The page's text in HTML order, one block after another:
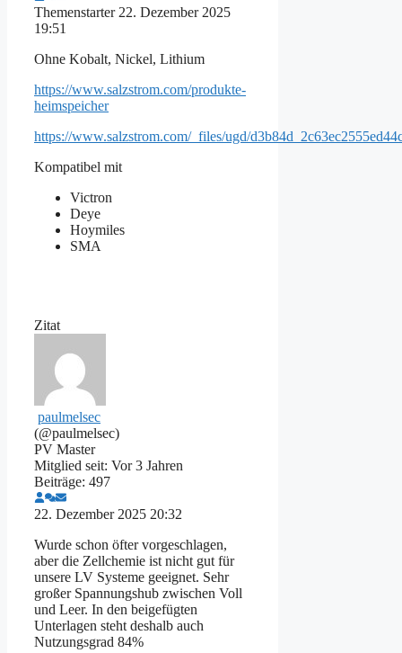
Themenstarter 22. Dezember 2025
19:51
Ohne Kobalt, Nickel, Lithium
https://www.salzstrom.com/produkte-
heimspeicher
https://www.salzstrom.com/_files/ugd/
Kompatibel mit
Victron
Deye
Hoymiles
SMA
Zitat
paulmelsec
(@paulmelsec)
PV Master
Mitglied seit: Vor 3 Jahren
Beiträge: 497
22. Dezember 2025 20:32
Wurde schon öfter vorgeschlagen,
aber die Zellchemie ist nicht gut für
unsere LV Systeme geeignet. Sehr
großer Spannungshub zwischen Voll
und Leer. In den beigefügten
Unterlagen steht deshalb auch
Nutzungsgrad 84%